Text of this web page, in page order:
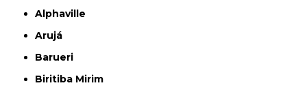
Alphaville
Arujá
Barueri
Biritiba Mirim